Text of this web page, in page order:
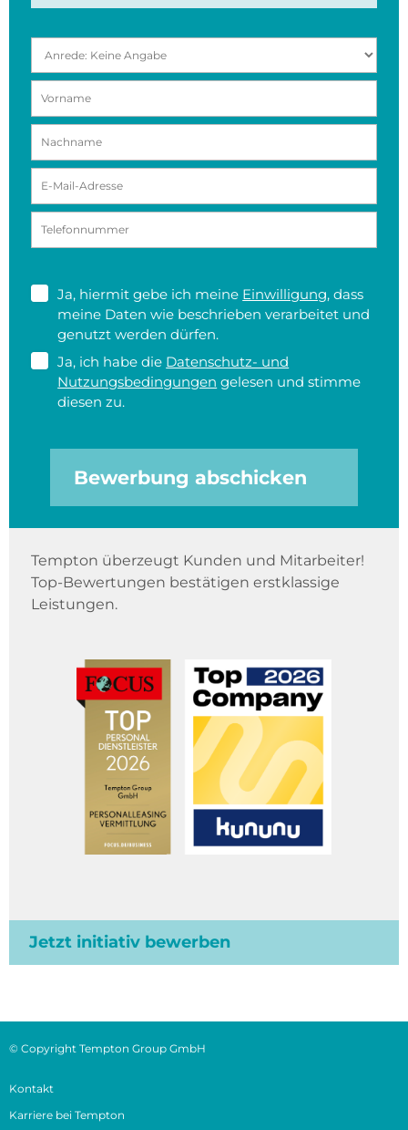
Ja, hiermit gebe ich meine Einwilligung, dass
meine Daten wie beschrieben verarbeitet und
genutzt werden dürfen.
Ja, ich habe die Datenschutz- und
Nutzungsbedingungen gelesen und stimme
diesen zu.
Bewerbung abschicken
Tempton überzeugt Kunden und Mitarbeiter!
Top-Bewertungen bestätigen erstklassige
Leistungen.
Jetzt initiativ bewerben
© Copyright Tempton Group GmbH
Kontakt
Karriere bei Tempton